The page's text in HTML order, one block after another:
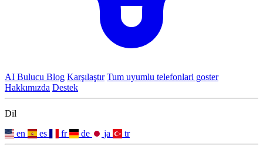
AI Bulucu Blog Karşılaştır Tum uyumlu telefonlari goster
Hakkımızda Destek
Dil
en
es fr de ja tr